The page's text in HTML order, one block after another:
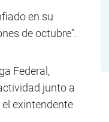
en su
de octubre”.
Federal,
junto a
exintendente